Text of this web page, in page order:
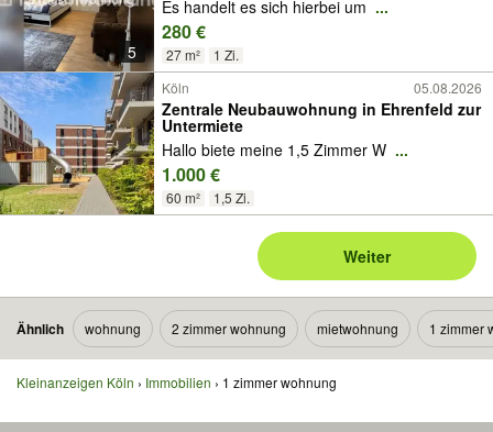
5
Es handelt es sich hierbei um ...
280 €
27 m²
1 Zi.
Köln
05.08.2026
Zentrale Neubauwohnung in Ehrenfeld zur
Untermiete
Hallo biete meine 1,5 Zimmer W ...
1.000 €
60 m² 1,5 Zi.
Weiter
Ähnlich wohnung 2 zimmer wohnung mietwohnung 1 zimmer
Kleinanzeigen Köln Immobilien 1 zimmer wohnung